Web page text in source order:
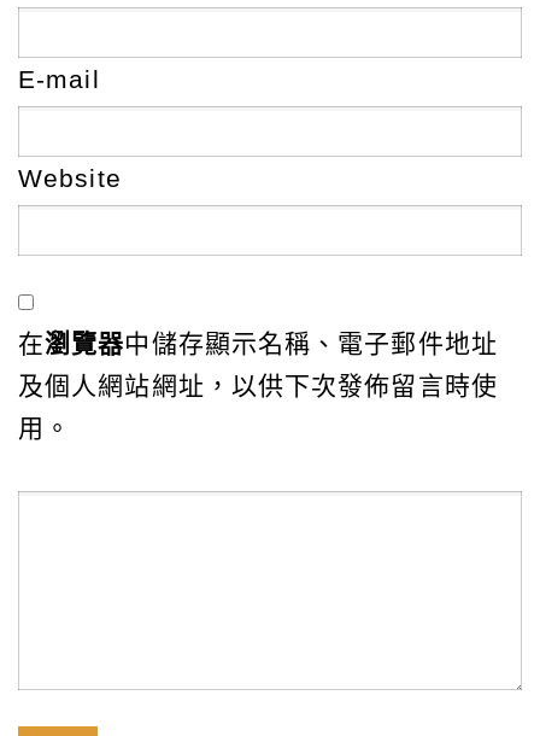
E-mail
Website
在瀏覽器中儲存顯示名稱、電子郵件地址
及個人網站網址，以供下次發佈留言時使
用。